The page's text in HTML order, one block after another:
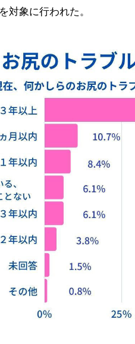
対象に行われた。